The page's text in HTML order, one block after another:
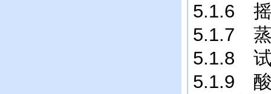
5.1.6
5.1.7 蒸
5.1.8
5.1.9